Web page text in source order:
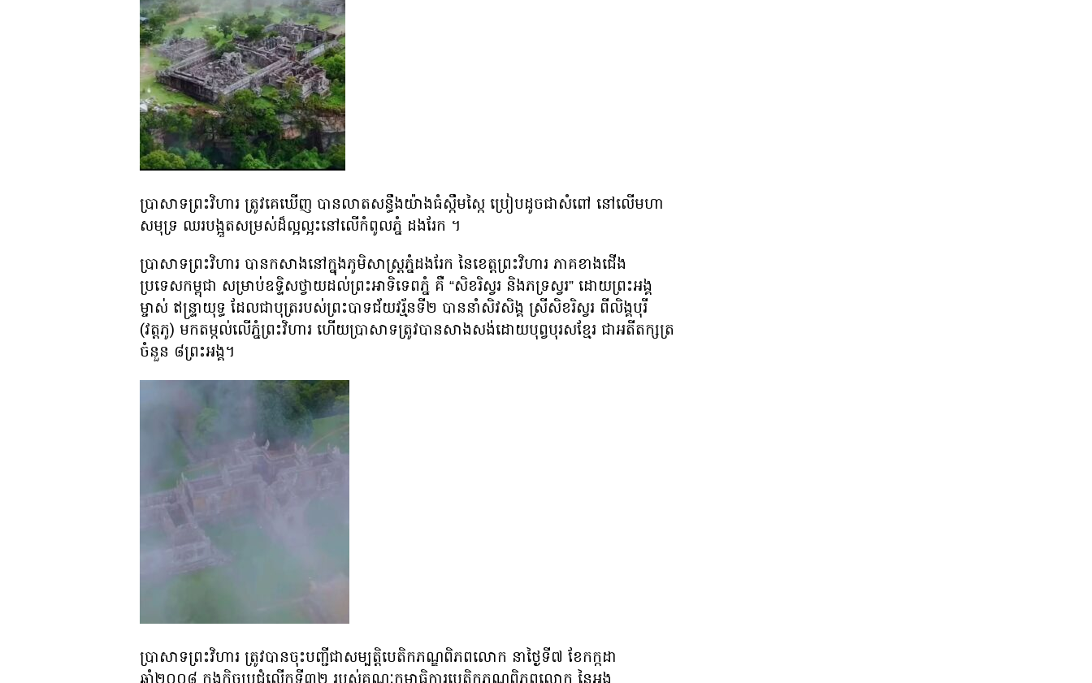
ប្រាសាទព្រះវិហារ ត្រូវគេឃើញ បានលាតសន្ធឹងយ៉ាងធំស្កឹមស្កៃ ប្រៀបដូចជាសំពៅ នៅលើមហា
សមុទ្រ ឈរបង្អួតសម្រស់ដ៏ល្អល្អះនៅលើកំពូលភ្នំ ដងរែក ។
ប្រាសាទព្រះវិហារ បានកសាងនៅក្នុងភូមិសាស្រ្តភ្នំដងរែក នៃខេត្តព្រះវិហារ ភាគខាងជេីង
ប្រទេសកម្ពុជា សម្រាប់ឧទ្ទិសថ្វាយដល់ព្រះអាទិទេពភ្នំ គឺ “សិខរិស្វរ និងភទ្រស្វរ” ដោយព្រះអង្គ
ម្ចាស់ ឥន្ទ្រាយុទ្ធ ដែលជាបុត្ររបស់ព្រះបាទជ័យវរ្ម័នទី២ បាននាំសិវសិង្គ ស្រីសិខរិស្វរ ពីលិង្គបុរី
(វត្តភូ) មកតម្កល់លើភ្នំព្រះវិហារ ហើយប្រាសាទត្រូវបានសាងសង់ដោយបុព្វបុរសខ្មែរ ជាអតីតក្សត្រ
ចំនួន ៨ព្រះអង្គ។
ប្រាសាទព្រះវិហារ ត្រូវបានចុះបញ្ជីជាសម្បត្តិបេតិកភណ្ឌពិភពលោក នាថ្ងៃទី៧ ខែកក្កដា